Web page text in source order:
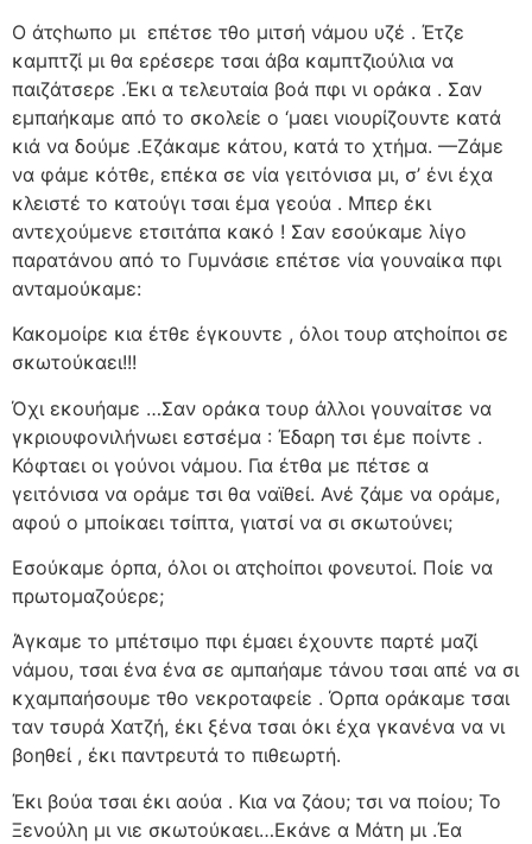
Ο άτςhωπο μι επέτσε τθο μιτσή νάμου υζέ . Έτζε
καμπτζί μι θα ερέσερε τσαι άβα καμπτζιούλια να
παιζάτσερε .Έκι α τελευταία βοά πφι νι οράκα . Σαν
εμπαήκαμε από το σκολείε ο ‘μαει νιουρίζουντε κατά
κιά να δούμε .Εζάκαμε κάτου, κατά το χτήμα. —Ζάμε
να φάμε κότθε, επέκα σε νία γειτόνισα μι, σ’ ένι έχα
κλειστέ το κατούγι τσαι έμα γεούα . Μπερ έκι
αντεχούμενε ετσιτάπα κακό ! Σαν εσούκαμε λίγο
παρατάνου από το Γυμνάσιε επέτσε νία γουναίκα πφι
ανταμούκαμε:
Κακομοίρε κια έτθε έγκουντε , όλοι τουρ ατςhοίποι σε
σκωτούκαει!!!
Όχι εκουήαμε …Σαν οράκα τουρ άλλοι γουναίτσε να
γκριουφονιλήνωει εστσέμα : Έδαρη τσι έμε ποίντε .
Κόφταει οι γούνοι νάμου. Για έτθα με πέτσε α
γειτόνισα να οράμε τσι θα ναϊθεί. Ανέ ζάμε να οράμε,
αφού ο μποίκαει τσίπτα, γιατσί να σι σκωτούνει;
Εσούκαμε όρπα, όλοι οι ατςhοίποι φονευτοί. Ποίε να
πρωτομαζούερε;
Άγκαμε το μπέτσιμο πφι έμαει έχουντε παρτέ μαζί
νάμου, τσαι ένα ένα σε αμπαήαμε τάνου τσαι απέ να σι
κχαμπαήσουμε τθο νεκροταφείε . Όρπα οράκαμε τσαι
ταν τσυρά Χατζή, έκι ξένα τσαι όκι έχα γκανένα να νι
βοηθεί , έκι παντρευτά το πιθεωρτή.
Έκι βούα τσαι έκι αούα . Κια να ζάου; τσι να ποίου; Το
Ξενούλη μι νιε σκωτούκαει…Εκάνε α Μάτη μι .Έα